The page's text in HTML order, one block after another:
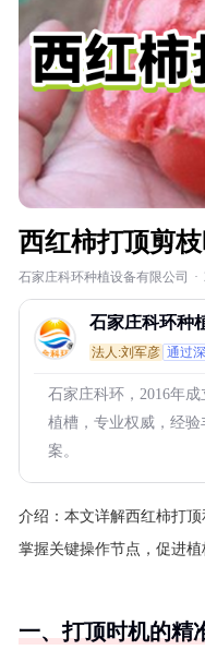
西红柿打顶剪
石家庄科环种植设备有限公司 ·
石家庄科环种
法人:刘军彦 通过
石家庄科环，2016年
植槽，专业权威，经
案。
介绍： 本文详解西红柿打
掌握关键操作节点，促进植
一、打顶时机的精